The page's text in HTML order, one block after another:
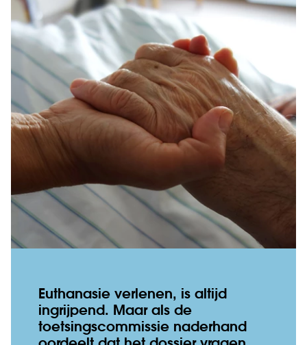
Euthanasie verlenen, is altijd
ingrijpend. Maar als de
toetsingscommissie naderhand